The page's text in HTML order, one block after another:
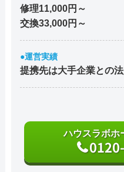
修理11,000円～
交換33,000円～
●運営実績
提携先は大手企業との
ハウスラボホ